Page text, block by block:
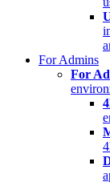
For Admins
For